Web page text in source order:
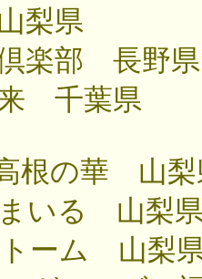
梨県
楽部 長野県
千葉県
根の華 山梨
いる 山梨
ーム 山梨